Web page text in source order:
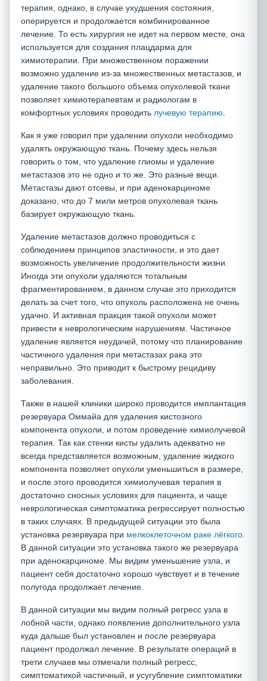
терапия, однако, в случае ухудшения состояния,
оперируется и продолжается комбинированное
лечение. То есть хирургия не идет на первом месте, она
используется для создания плацдарма для
химиотерапии. При множественном поражении
возможно удаление из-за множественных метастазов, и
удаление такого большого объема опухолевой ткани
позволяет химиотерапевтам и радиологам в
комфортных условиях проводить лучевую терапию
Как я уже говорил при удалении опухоли необходимо
удалять окружающую ткань. Почему здесь нельзя
говорить о том, что удаление глиомы и удаление
метастазов это не одно и то же. Это разные вещи.
Метастазы дают отсевы, и при аденокарциноме
доказано, что до 7 мили метров опухолевая ткань
базирует окружающую ткань.
Удаление метастазов должно проводиться с
соблюдением принципов эластичности, и это дает
возможность увеличение продолжительности жизни.
Иногда эти опухоли удаляются тотальным
фрагментированием, в данном случае это приходится
делать за счет того, что опухоль расположена не очень
удачно. И активная пракция такой опухоли может
привести к неврологическим нарушениям. Частичное
удаление является неудачей, потому что планирование
частичного удаления при метастазах рака это
неправильно. Это приводит к быстрому рецидиву
заболевания.
Также в нашей клиники широко проводится имплантация
резервуара Оммайа для удаления кистозного
компонента опухоли, и потом проведение химиолучевой
терапия. Так как стенки кисты удалить адекватно не
всегда представляется возможным, удаление жидкого
компонента позволяет опухоли уменьшиться в размере,
и после этого проводится химиолучевая терапия в
достаточно сносных условиях для пациента, и чаще
неврологическая симптоматика регрессирует полностью
в таких случаях. В предыдущей ситуации это была
установка резервуара при мелкоклеточном раке лёгкого
В данной ситуации это установка такого же резервуара
при аденокарциноме. Мы видим уменьшение узла, и
пациент себя достаточно хорошо чувствует и в течение
полугода продолжает лечение.
В данной ситуации мы видим полный регресс узла в
лобной части, однако появление дополнительного узла
куда дальше был установлен и после резервуара
пациент продолжал лечение. В результате операций в
трети случаев мы отмечали полный регресс,
симптоматикой частичный, и усугубление симптоматики